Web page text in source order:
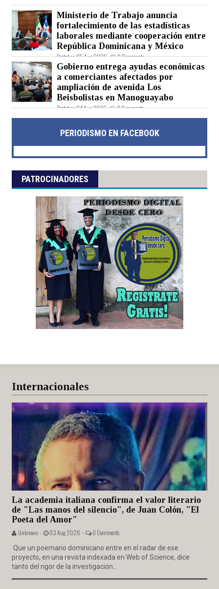
Ministerio de Trabajo anuncia
fortalecimiento de las estadísticas
laborales mediante cooperación entre
República Dominicana y México
Posted on 05 Aug 2026 - 0 Comments
Gobierno entrega ayudas económicas
a comerciantes afectados por
ampliación de avenida Los
Beisbolistas en Manoguayabo
Posted on 04 Aug 2026 - 0 Comments
PERIODISMO EN FACEBOOK
PATROCINADORES
Internacionales
La academia italiana confirma el valor literario
de "Las manos del silencio", de Juan Colón, "El
Poeta del Amor"
Unknown - 03 Aug 2026 - 0 Comments
Que un poemario dominicano entre en el radar de ese
proyecto, en una revista indexada en Web of Science, dice
tanto del rigor de la investigación...